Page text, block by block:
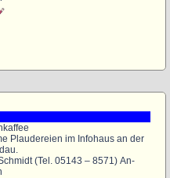
Plaudereien im Infohaus an der
(Tel. 05143 – 8571) An-